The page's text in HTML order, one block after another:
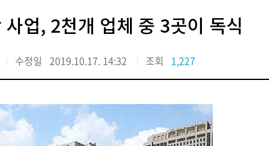
업, 2천개 업체 중 3곳이 독식
수정일 2019.10.17. 14:32 조회 1,227